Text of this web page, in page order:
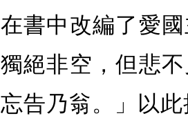
在書中改編了愛
獨絕非空，但悲
忘告乃翁。」以